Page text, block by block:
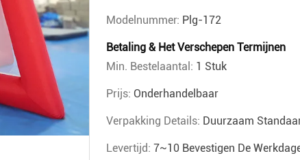
Modelnummer: Plg-172
Betaling & Het Verschepen Termijnen
Min. Bestelaantal: 1 Stuk
Prijs: Onderhandelbaar
Verpakking Details: Duurzaam
Levertijd: 7~10 Bevestigen De